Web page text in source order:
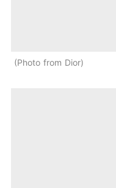
Photo from Dior